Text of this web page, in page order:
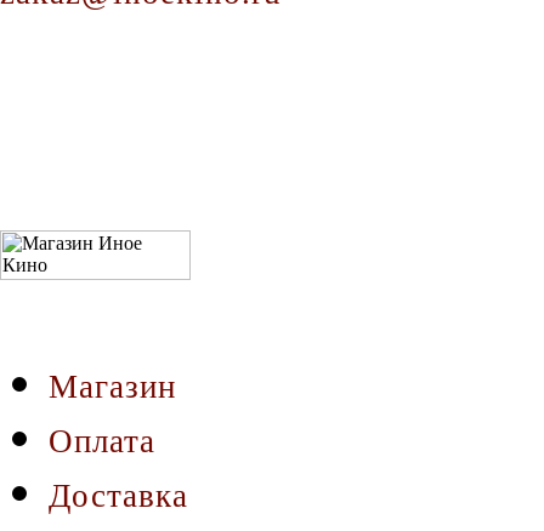
Магазин
Оплата
Доставка